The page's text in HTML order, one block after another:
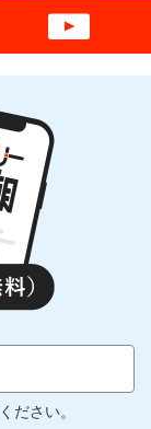
ださい。